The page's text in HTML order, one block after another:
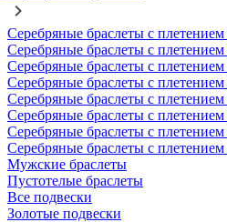
Серебряные браслеты с
Серебряные браслеты с
Серебряные браслеты с
Серебряные браслеты с
Серебряные браслеты с
Серебряные браслеты с
Серебряные браслеты с
Серебряные браслеты с
Мужские браслеты
Пустотелые браслеты
Все подвески
Золотые подвески